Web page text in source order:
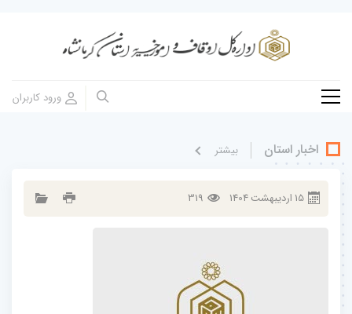
اخبار استان بيشتر
15ارديبهشت1404
319